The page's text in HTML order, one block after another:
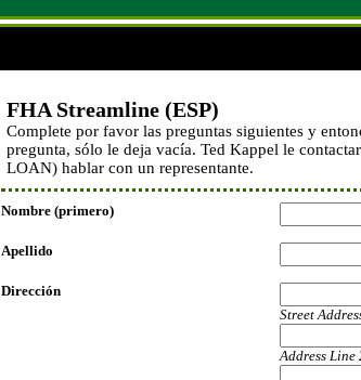
FHA Streamline (ESP)
Complete por favor las preguntas siguientes y
pregunta, sólo le deja vacía. Ted Kappel le
LOAN) hablar con un representante.
Nombre (primero)
Apellido
Dirección
Street
Address Line